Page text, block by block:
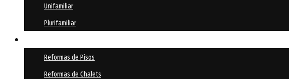
Unifamiliar
Plurifamiliar
Reformas de Pisos
Reformas de Chalets